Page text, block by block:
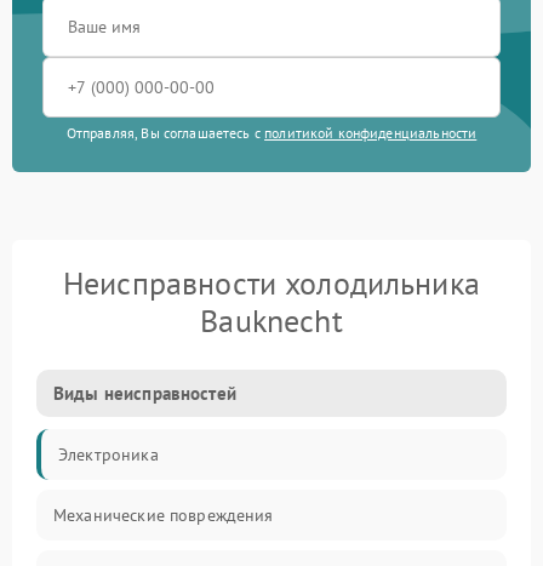
Отправляя, Вы соглашаетесь с политикой конфиденциальности
Неисправности холодильника
Bauknecht
Виды неисправностей
Электроника
Механические повреждения